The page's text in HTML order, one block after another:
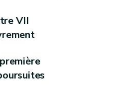
VII